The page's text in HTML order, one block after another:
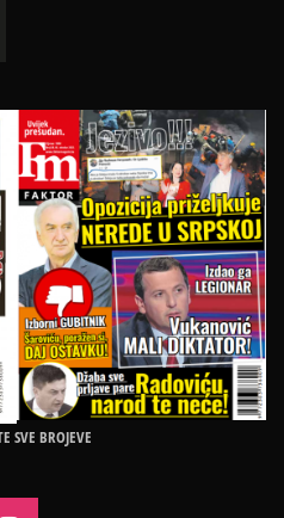
SVE BROJEVE